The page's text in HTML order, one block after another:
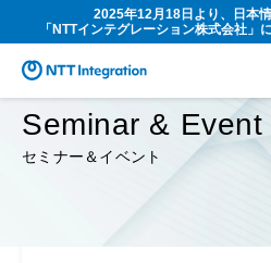
2025年12月18日より、日本
「NTTインテグレーション株式会社」
Seminar & Event
セミナー＆イベント